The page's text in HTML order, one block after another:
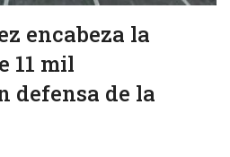
encabeza la
11 mil
defensa de la